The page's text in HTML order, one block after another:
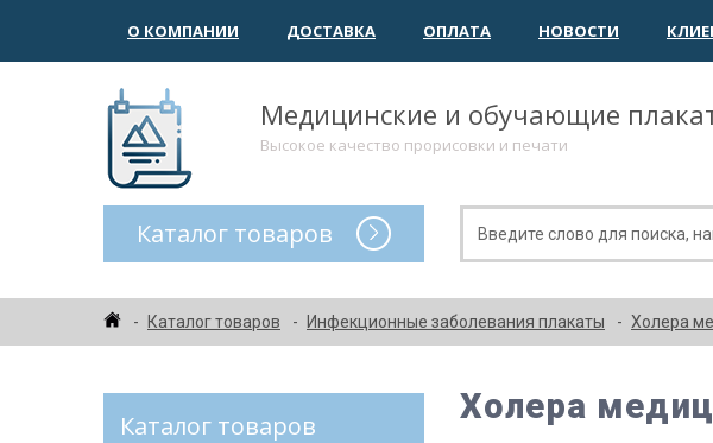
О КОМПАНИИ ДОСТАВКА ОПЛАТА НОВОСТИ
Медицинские и обучающие
Высокое качество прорисовки и печати
Каталог товаров
Каталог товаров Инфекционные заболевания плакаты Холера
Каталог товаров Холера